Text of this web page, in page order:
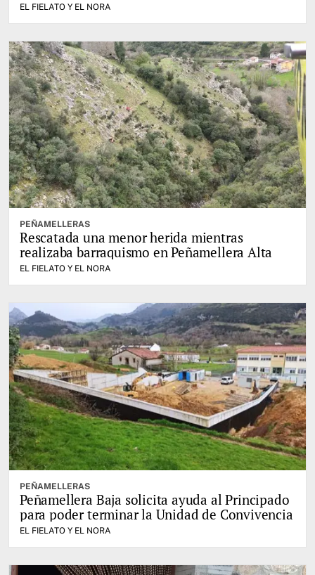
EL FIELATO Y EL NORA
PEÑAMELLERAS
Rescatada una menor herida mientras
realizaba barraquismo en Peñamellera Alta
EL FIELATO Y EL NORA
PEÑAMELLERAS
Peñamellera Baja solicita ayuda al Principado
para poder terminar la Unidad de Convivencia
EL FIELATO Y EL NORA